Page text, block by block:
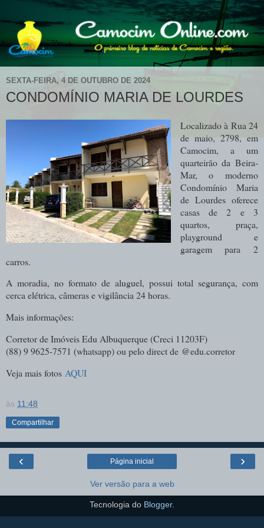
SEXTA-FEIRA, 4 DE OUTUBRO DE 2024
CONDOMÍNIO MARIA DE LOURDES
Localizado à Rua 24
de maio, 2798, em
Camocim, a um
quarteirão da Beira-
Mar, o moderno
Condomínio Maria
de Lourdes oferece
casas de 2 e 3
quartos, praça,
playground e
garagem para 2
carros.
A moradia, no formato de aluguel, possui total segurança, com
cerca elétrica, câmeras e vigilância 24 horas.
Mais informações:
Corretor de Imóveis Edu Albuquerque (Creci 11203F)
(88) 9 9625-7571 (whatsapp) ou pelo direct de @edu.corretor
Veja mais fotos AQUI
às 11:48
Compartilhar
‹ ›
Página inicial
Ver versão para a web
Tecnologia do Blogger.